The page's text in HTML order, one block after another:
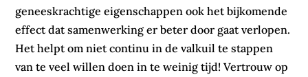
geneeskrachtige eigenschappen ook het bijkomende
effect dat samenwerking er beter door gaat verlopen.
Het helpt om niet continu in de valkuil te stappen
van te veel willen doen in te weinig tijd! Vertrouw op